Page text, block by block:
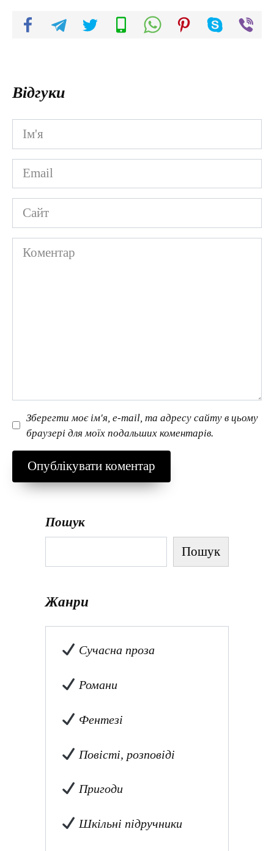
Відгуки
Ім'я
*
Email
*
Сайт
Коментар
Зберегти моє ім'я, e-mail, та адресу сайту в цьому
браузері для моїх подальших коментарів.
Пошук
Пошук
Жанри
Сучасна проза
Романи
Фентезі
Повісті, розповіді
Пригоди
Шкільні підручники